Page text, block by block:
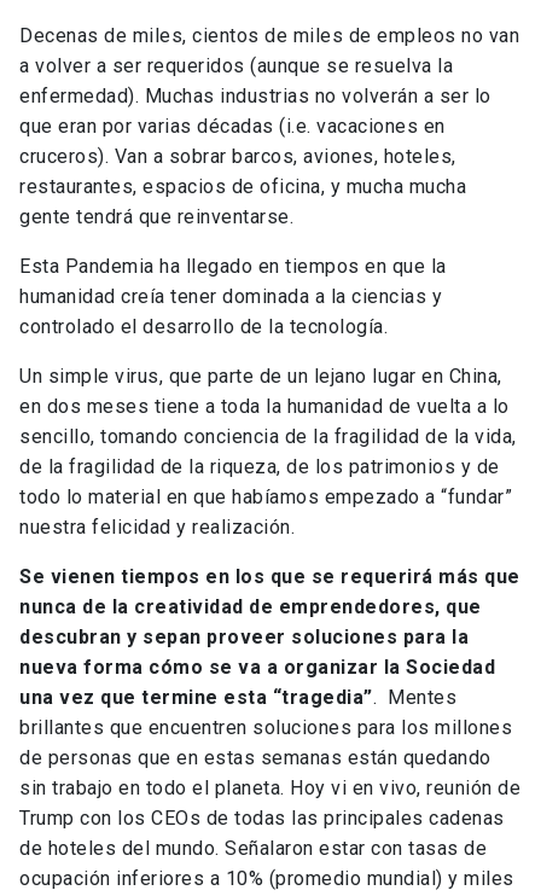
Decenas de miles, cientos de miles de empleos no van
a volver a ser requeridos (aunque se resuelva la
enfermedad). Muchas industrias no volverán a ser lo
que eran por varias décadas (i.e. vacaciones en
cruceros). Van a sobrar barcos, aviones, hoteles,
restaurantes, espacios de oficina, y mucha mucha
gente tendrá que reinventarse.
Esta Pandemia ha llegado en tiempos en que la
humanidad creía tener dominada a la ciencias y
controlado el desarrollo de la tecnología.
Un simple virus, que parte de un lejano lugar en China,
en dos meses tiene a toda la humanidad de vuelta a lo
sencillo, tomando conciencia de la fragilidad de la vida,
de la fragilidad de la riqueza, de los patrimonios y de
todo lo material en que habíamos empezado a “fundar”
nuestra felicidad y realización.
Se vienen tiempos en los que se requerirá más que
nunca de la creatividad de emprendedores, que
descubran y sepan proveer soluciones para la
nueva forma cómo se va a organizar la Sociedad
una vez que termine esta “tragedia”. Mentes
brillantes que encuentren soluciones para los millones
de personas que en estas semanas están quedando
sin trabajo en todo el planeta. Hoy vi en vivo, reunión de
Trump con los CEOs de todas las principales cadenas
de hoteles del mundo. Señalaron estar con tasas de
ocupación inferiores a 10% (promedio mundial) y miles